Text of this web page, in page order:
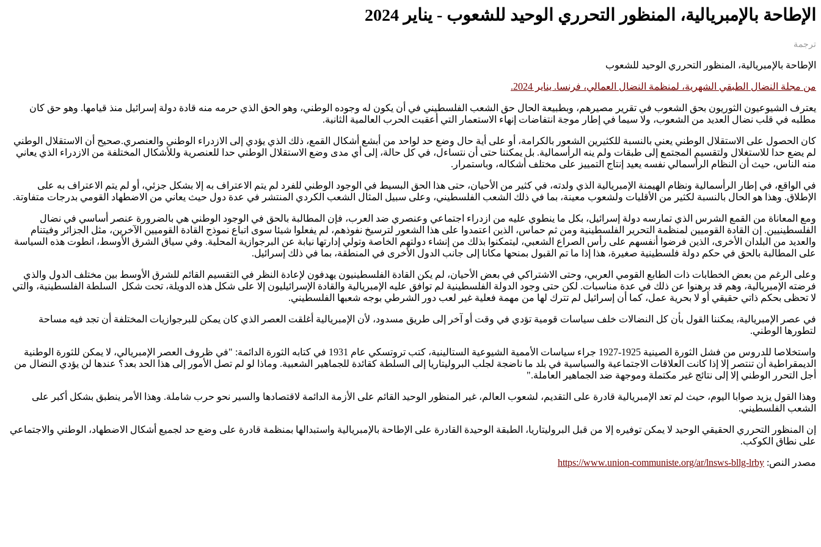
الإطاحة بالإمبريالية، المنظور التحرري الوحيد للشعوب - يناير 2024
ترجمة
الإطاحة بالإمبريالية، المنظور التحرري الوحيد للشعوب
من مجلة النضال الطبقي الشهرية، لمنظمة النضال العمالي، فرنسا. يناير 2024.
يعترف الشيوعيون الثوريون بحق الشعوب في تقرير مصيرهم، وبطبيعة الحال حق الشعب الفلسطيني في أن يكون له وجوده الوطني، وهو الحق الذي حرمه منه قادة دولة إسرائيل منذ قيامها. وهو حق كان
مطلبه في قلب نضال العديد من الشعوب، ولا سيما في إطار موجة انتفاضات إنهاء الاستعمار التي أعقبت الحرب العالمية الثانية.
كان الحصول على الاستقلال الوطني يعني بالنسبة للكثيرين الشعور بالكرامة، أو على أية حال وضع حد لواحد من أبشع أشكال القمع، ذلك الذي يؤدي إلى الازدراء الوطني والعنصري.صحيح أن الاستقلال الوطني
لم يضع حدا للاستغلال ولتقسيم المجتمع إلى طبقات ولم ينه الرأسمالية. بل يمكننا حتى أن نتساءل، في كل حالة، إلى أي مدى وضع الاستقلال الوطني حدا للعنصرية وللأشكال المختلفة من الازدراء الذي يعاني
منه الناس، حيث أن النظام الرأسمالي نفسه يعيد إنتاج التمييز على مختلف أشكاله، وباستمرار.
في الواقع، في إطار الرأسمالية ونظام الهيمنة الإمبريالية الذي ولدته، في كثير من الأحيان، حتى هذا الحق البسيط في الوجود الوطني للفرد لم يتم الاعتراف به إلا بشكل جزئي، أو لم يتم الاعتراف به على
الإطلاق. وهذا هو الحال بالنسبة لكثير من الأقليات ولشعوب معينة، بما في ذلك الشعب الفلسطيني، وعلى سبيل المثال الشعب الكردي المنتشر في عدة دول حيث يعاني من الاضطهاد القومي بدرجات متفاوتة.
ومع المعاناة من القمع الشرس الذي تمارسه دولة إسرائيل، بكل ما ينطوي عليه من ازدراء اجتماعي وعنصري ضد العرب، فإن المطالبة بالحق في الوجود الوطني هي بالضرورة عنصر أساسي في نضال
الفلسطينيين. إن القادة القوميين لمنظمة التحرير الفلسطينية ومن ثم حماس، الذين اعتمدوا على هذا الشعور لترسيخ نفوذهم، لم يفعلوا شيئا سوى اتباع نموذج القادة القوميين الآخرين، مثل الجزائر وفيتنام
والعديد من البلدان الأخرى، الذين فرضوا أنفسهم على رأس الصراع الشعبي، ليتمكنوا بذلك من إنشاء دولتهم الخاصة وتولي إدارتها نيابة عن البرجوازية المحلية. وفي سياق الشرق الأوسط، انطوت هذه السياسة
على المطالبة بالحق في حكم دولة فلسطينية صغيرة، هذا إذا ما تم القبول بمنحها مكانا إلى جانب الدول الأخرى في المنطقة، بما في ذلك إسرائيل.
وعلى الرغم من بعض الخطابات ذات الطابع القومي العربي، وحتى الاشتراكي في بعض الأحيان، لم يكن القادة الفلسطينيون يهدفون لإعادة النظر في التقسيم القائم للشرق الأوسط بين مختلف الدول والذي
فرضته الإمبريالية، وهم قد برهنوا عن ذلك في عدة مناسبات. لكن حتى وجود الدولة الفلسطينية لم توافق عليه الإمبريالية والقادة الإسرائيليون إلا على شكل هذه الدويلة، تحت شكل السلطة الفلسطينية، والتي
لا تحظى بحكم ذاتي حقيقي أو لا بحرية عمل، كما أن إسرائيل لم تترك لها من مهمة فعلية غير لعب دور الشرطي بوجه شعبها الفلسطيني.
في عصر الإمبريالية، يمكننا القول بأن كل النضالات خلف سياسات قومية تؤدي في وقت أو آخر إلى طريق مسدود، لأن الإمبريالية أغلقت العصر الذي كان يمكن للبرجوازيات المختلفة أن تجد فيه مساحة
لتطورها الوطني.
واستخلاصا للدروس من فشل الثورة الصينية 1925-1927 جراء سياسات الأممية الشيوعية الستالينية، كتب تروتسكي عام 1931 في كتابه الثورة الدائمة: "في ظروف العصر الإمبريالي، لا يمكن للثورة الوطنية
الديمقراطية أن تنتصر إلا إذا كانت العلاقات الاجتماعية والسياسية في بلد ما ناضجة لجلب البروليتاريا إلى السلطة كقائدة للجماهير الشعبية. وماذا لو لم تصل الأمور إلى هذا الحد بعد؟ عندها لن يؤدي النضال من
أجل التحرر الوطني إلا إلى نتائج غير مكتملة وموجهة ضد الجماهير العاملة."
وهذا القول يزيد صوابا اليوم، حيث لم تعد الإمبريالية قادرة على التقديم، لشعوب العالم، غير المنظور الوحيد القائم على الأزمة الدائمة لاقتصادها والسير نحو حرب شاملة. وهذا الأمر ينطبق بشكل أكبر على
الشعب الفلسطيني.
إن المنظور التحرري الحقيقي الوحيد لا يمكن توفيره إلا من قبل البروليتاريا، الطبقة الوحيدة القادرة على الإطاحة بالإمبريالية واستبدالها بمنظمة قادرة على وضع حد لجميع أشكال الاضطهاد، الوطني والاجتماعي
على نطاق الكوكب.
مصدر النص: https://www.union-communiste.org/ar/lnsws-bllg-lrby